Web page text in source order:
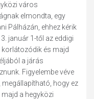
város
elmondta, egy
Pálházán, ehhez kérik
január 1-től az eddigi
korlátozódik és majd
a járás
Figyelembe véve
megállapítható, hogy ez
majd a hegyközi